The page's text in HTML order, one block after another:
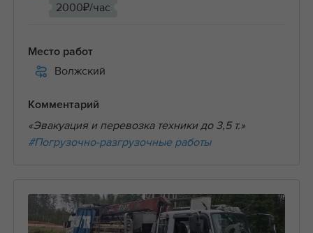
2000₽/час
Место работ
Волжский
Комментарий
«Эвакуация и перевозка техники до 3,5 т.»
#Погрузочно-разгрузочные работы